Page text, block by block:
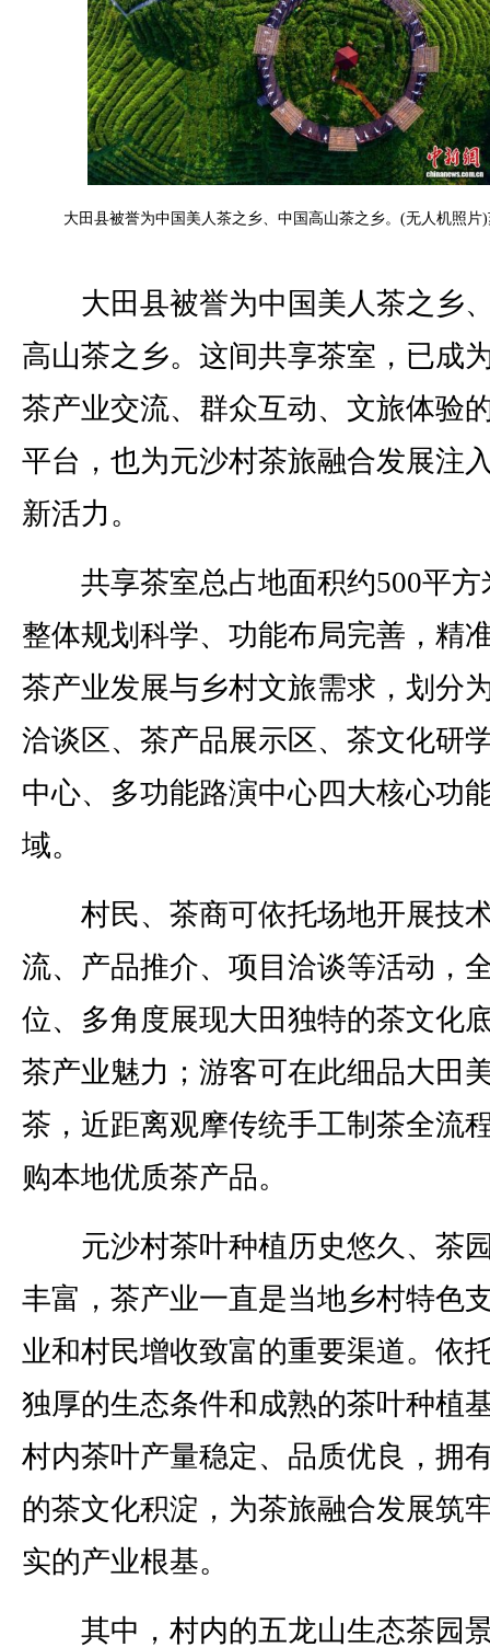
大田县被誉为中国美人茶之乡、中国高山茶之乡。(无人机照片
大田县被誉为中国美人茶之乡
高山茶之乡。这间共享茶室，已成
茶产业交流、群众互动、文旅体验
平台，也为元沙村茶旅融合发展注
新活力。
共享茶室总占地面积约500平方
整体规划科学、功能布局完善，精
茶产业发展与乡村文旅需求，划分
洽谈区、茶产品展示区、茶文化研
中心、多功能路演中心四大核心功
域。
村民、茶商可依托场地开展技
流、产品推介、项目洽谈等活动，
位、多角度展现大田独特的茶文化
茶产业魅力；游客可在此细品大田
茶，近距离观摩传统手工制茶全流
购本地优质茶产品。
元沙村茶叶种植历史悠久、茶
丰富，茶产业一直是当地乡村特色
业和村民增收致富的重要渠道。依
独厚的生态条件和成熟的茶叶种植
村内茶叶产量稳定、品质优良，拥
的茶文化积淀，为茶旅融合发展筑
实的产业根基。
其中，村内的五龙山生态茶园